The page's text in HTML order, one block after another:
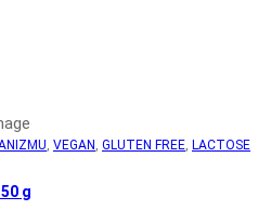
, VEGAN , GLUTEN FREE, LACTOSE
g